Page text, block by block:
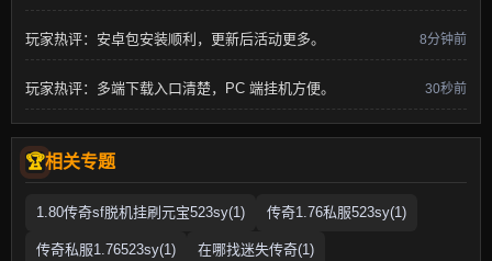
玩家热评：安卓包安装顺利，更新后活动更多。 8分钟前
玩家热评：多端下载入口清楚，PC 端挂机方便。 30秒前
相关专题
1.80传奇sf脱机挂刷元宝523sy(1) 传奇1.76私服523sy(1)
传奇私服1.76523sy(1) 在哪找迷失传奇(1)